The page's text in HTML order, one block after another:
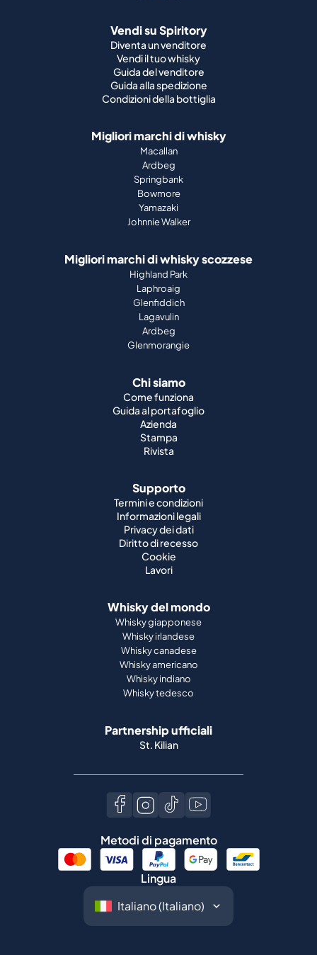
Vendi su Spiritory
Diventa un venditore
Vendi il tuo whisky
Guida del venditore
Guida alla spedizione
Condizioni della bottiglia
Migliori marchi di whisky
Macallan
Ardbeg
Springbank
Bowmore
Yamazaki
Johnnie Walker
Migliori marchi di whisky scozzese
Highland Park
Laphroaig
Glenfiddich
Lagavulin
Ardbeg
Glenmorangie
Chi siamo
Come funziona
Guida al portafoglio
Azienda
Stampa
Rivista
Supporto
Termini e condizioni
Informazioni legali
Privacy dei dati
Diritto di recesso
Cookie
Lavori
Whisky del mondo
Whisky giapponese
Whisky irlandese
Whisky canadese
Whisky americano
Whisky indiano
Whisky tedesco
Partnership ufficiali
St. Kilian
Metodi di pagamento
Lingua